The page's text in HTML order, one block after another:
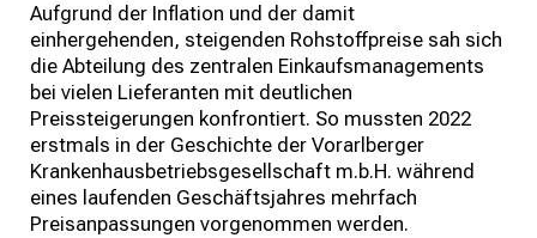
Aufgrund der Inflation und der damit
einhergehenden, steigenden Rohstoffpreise sah sich
die Abteilung des zentralen Einkaufsmanagements
bei vielen Lieferanten mit deutlichen
Preissteigerungen konfrontiert. So mussten 2022
erstmals in der Geschichte der Vorarlberger
Krankenhausbetriebsgesellschaft m.b.H. während
eines laufenden Geschäftsjahres mehrfach
Preisanpassungen vorgenommen werden.